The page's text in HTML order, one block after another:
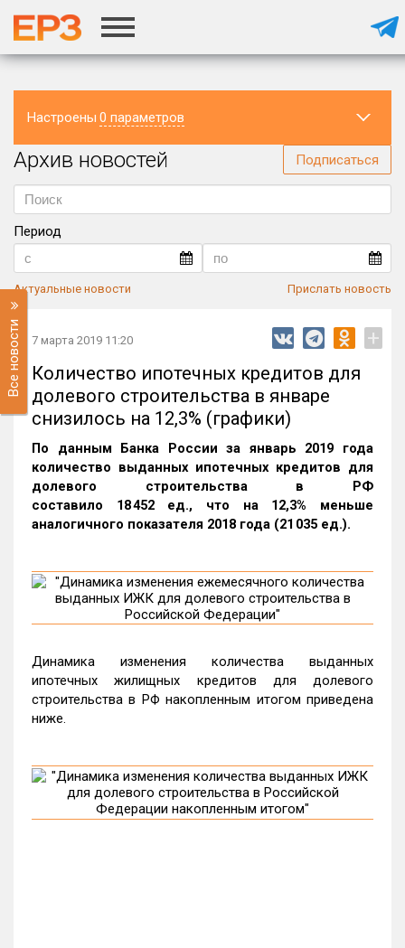
Настроены 0 параметров
Регион
Архив новостей Подписаться
Период
Актуальные новости Прислать новость
Все новости 7 марта 2019 11:20 +
Количество ипотечных кредитов для
долевого строительства в январе
снизилось на 12,3% (графики)
По данным Банка России за январь 2019 года
количество выданных ипотечных кредитов для
долевого строительства в РФ
составило 18 452 ед., что на 12,3% меньше
аналогичного показателя 2018 года (21 035 ед.).
Динамика изменения количества выданных
ипотечных жилищных кредитов для долевого
строительства в РФ накопленным итогом приведена
ниже.